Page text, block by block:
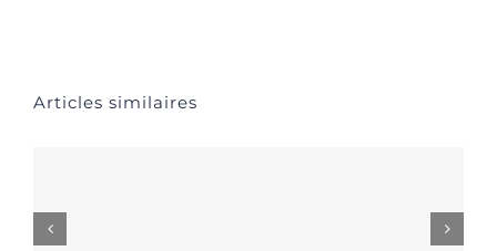
Articles similaires